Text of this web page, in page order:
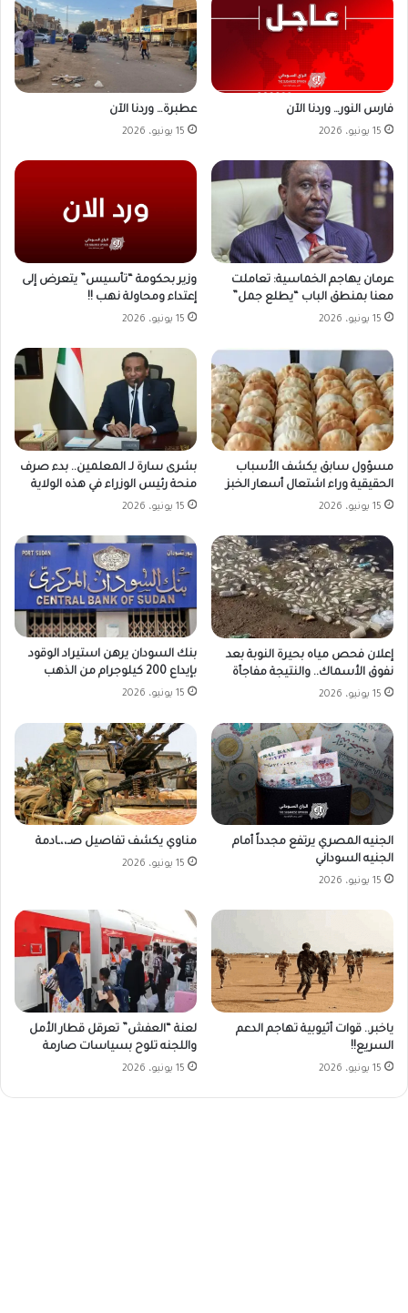
فارس النور… وردنا الآن
15 يونيو، 2026
عطبرة… وردنا الآن
15 يونيو، 2026
عرمان يهاجم الخماسية: تعاملت
معنا بمنطق الباب “يطلع جمل”
15 يونيو، 2026
وزير بحكومة “تأسيس” يتعرض إلى
إعتداء ومحاولة نهب !!
15 يونيو، 2026
مسؤول سابق يكشف الأسباب
الحقيقية وراء اشتعال أسعار الخبز
15 يونيو، 2026
بشرى سارة لـ المعلمين.. بدء صرف
منحة رئيس الوزراء في هذه الولاية
15 يونيو، 2026
إعلان فحص مياه بحيرة النوبة بعد
نفوق الأسماك.. والنتيجة مفاجأة
15 يونيو، 2026
بنك السودان يرهن استيراد الوقود
بإيداع 200 كيلوجرام من الذهب
15 يونيو، 2026
الجنيه المصري يرتفع مجدداً أمام
الجنيه السوداني
15 يونيو، 2026
مناوي يكشف تفاصيل صـ،،ـادمة
15 يونيو، 2026
ياخبر.. قوات أثيوبية تهاجم الدعم
السريع!!
15 يونيو، 2026
لعنة “العفش” تعرقل قطار الأمل
واللجنه تلوح بسياسات صارمة
15 يونيو، 2026